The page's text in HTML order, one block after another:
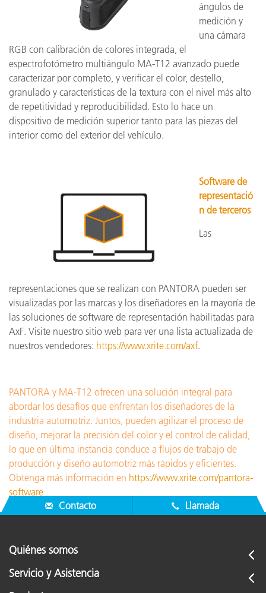
ángulos de
medición y
una cámara
RGB con calibración de colores integrada, el
espectrofotómetro multiángulo MA-T12 avanzado puede
caracterizar por completo, y verificar el color, destello,
granulado y características de la textura con el nivel más alto
de repetitividad y reproducibilidad. Esto lo hace un
dispositivo de medición superior tanto para las piezas del
interior como del exterior del vehículo.
Software de
representació
n de terceros
Las
representaciones que se realizan con PANTORA pueden ser
visualizadas por las marcas y los diseñadores en la mayoría de
las soluciones de software de representación habilitadas para
AxF. Visite nuestro sitio web para ver una lista actualizada de
nuestros vendedores: https://www.xrite.com/axf.
PANTORA y MA-T12 ofrecen una solución integral para
abordar los desafíos que enfrentan los diseñadores de la
industria automotriz. Juntos, pueden agilizar el proceso de
diseño, mejorar la precisión del color y el control de calidad,
lo que en última instancia conduce a flujos de trabajo de
producción y diseño automotriz más rápidos y eficientes.
Obtenga más información en https://www.xrite.com/pantora-
software
Contacto
Llamada
Quiénes somos
Servicio y Asistencia